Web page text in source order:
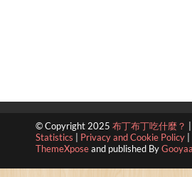
© Copyright 2025 布丁布丁吃什麼？
Statistics
Privacy and Cookie Policy
ThemeXposeand published By